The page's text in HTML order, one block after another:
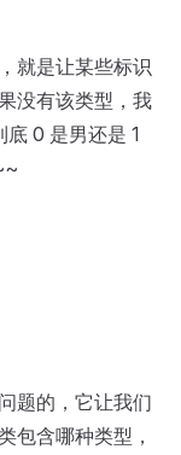
就是让某些标识
没有该类型，我
0 是男还是 1
题的，它让我们
包含哪种类型，